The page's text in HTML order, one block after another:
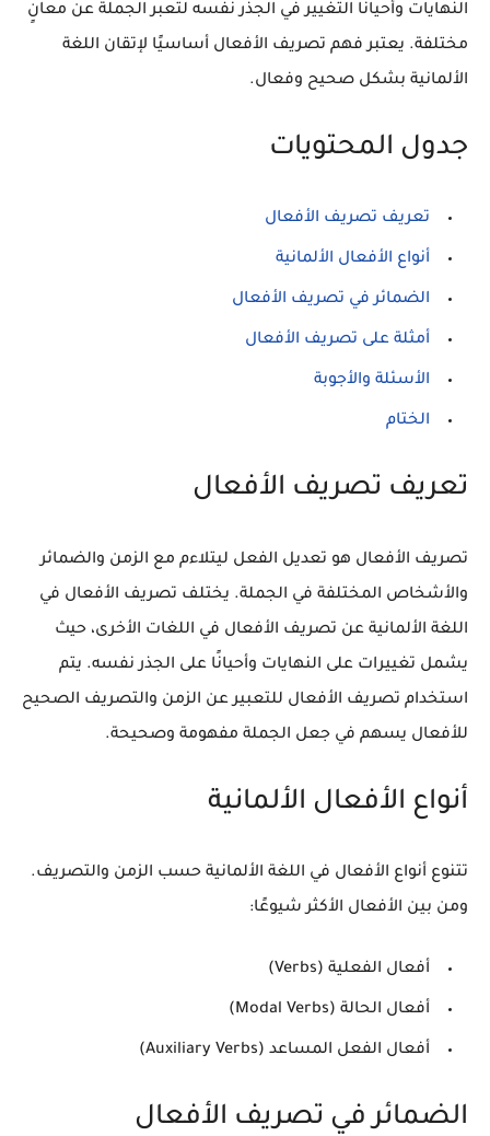
النهايات وأحيانًا التغيير في الجذر نفسه لتعبر الجملة عن معانٍ
مختلفة. يعتبر فهم تصريف الأفعال أساسيًا لإتقان اللغة
الألمانية بشكل صحيح وفعال.
جدول المحتويات
تعريف تصريف الأفعال
أنواع الأفعال الألمانية
الضمائر في تصريف الأفعال
أمثلة على تصريف الأفعال
الأسئلة والأجوبة
الختام
تعريف تصريف الأفعال
تصريف الأفعال هو تعديل الفعل ليتلاءم مع الزمن والضمائر
والأشخاص المختلفة في الجملة. يختلف تصريف الأفعال في
اللغة الألمانية عن تصريف الأفعال في اللغات الأخرى، حيث
يشمل تغييرات على النهايات وأحيانًا على الجذر نفسه. يتم
استخدام تصريف الأفعال للتعبير عن الزمن والتصريف الصحيح
للأفعال يسهم في جعل الجملة مفهومة وصحيحة.
أنواع الأفعال الألمانية
تتنوع أنواع الأفعال في اللغة الألمانية حسب الزمن والتصريف.
ومن بين الأفعال الأكثر شيوعًا:
أفعال الفعلية (Verbs)
أفعال الحالة (Modal Verbs)
أفعال الفعل المساعد (Auxiliary Verbs)
الضمائر في تصريف الأفعال